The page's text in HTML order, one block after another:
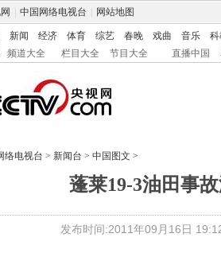
中国网络电视台 网站地图
新闻 经济 体育 综艺 春晚 戏曲 音乐
频道大全 栏目大全 节目大全 直播中国
络电视台 > 新闻台 > 中国图文 >
蓬莱19-3油田事
发布时间:2011年09月16日